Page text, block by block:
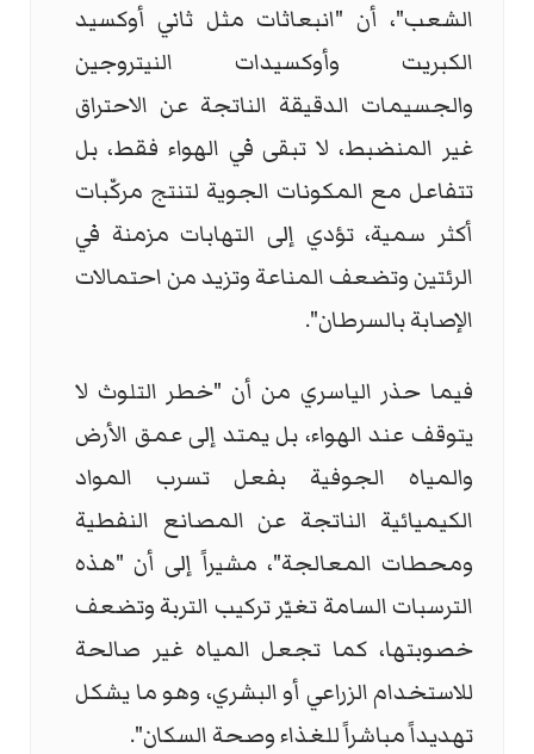
الشعب"، أن "انبعاثات مثل ثاني أوكسيد
الكبريت وأوكسيدات النيتروجين
والجسيمات الدقيقة الناتجة عن الاحتراق
غير المنضبط، لا تبقى في الهواء فقط، بل
تتفاعل مع المكونات الجوية لتنتج مركّبات
أكثر سمية، تؤدي إلى التهابات مزمنة في
الرئتين وتضعف المناعة وتزيد من احتمالات
الإصابة بالسرطان".
فيما حذر الياسري من أن "خطر التلوث لا
يتوقف عند الهواء، بل يمتد إلى عمق الأرض
والمياه الجوفية بفعل تسرب المواد
الكيميائية الناتجة عن المصانع النفطية
ومحطات المعالجة"، مشيراً إلى أن "هذه
الترسبات السامة تغيّر تركيب التربة وتضعف
خصوبتها، كما تجعل المياه غير صالحة
للاستخدام الزراعي أو البشري، وهو ما يشكل
تهديداً مباشراً للغذاء وصحة السكان".